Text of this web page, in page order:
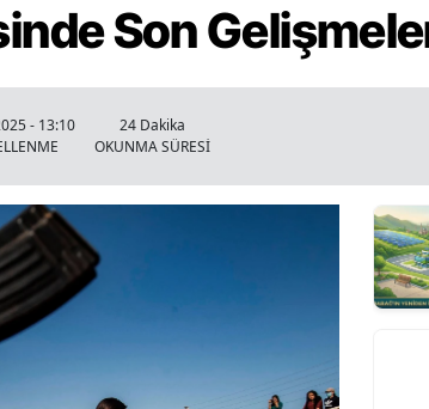
Son
- 13:10
24 Dakika
OKUNMA SÜRESİ